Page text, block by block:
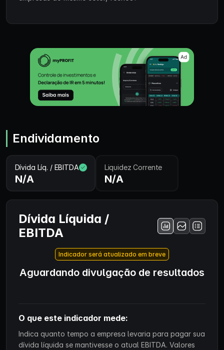
Endividamento
Dívida Líq. / EBITDA
N/A
Liquidez Corrente
N/A
Dívida Líquida /
EBITDA
Indicador será atualizado em breve
Aguardando divulgação de resultados
O que este indicador mede:
Indica quanto tempo a empresa levaria para pagar sua
dívida líquida se mantivesse o atual EBITDA. Valores